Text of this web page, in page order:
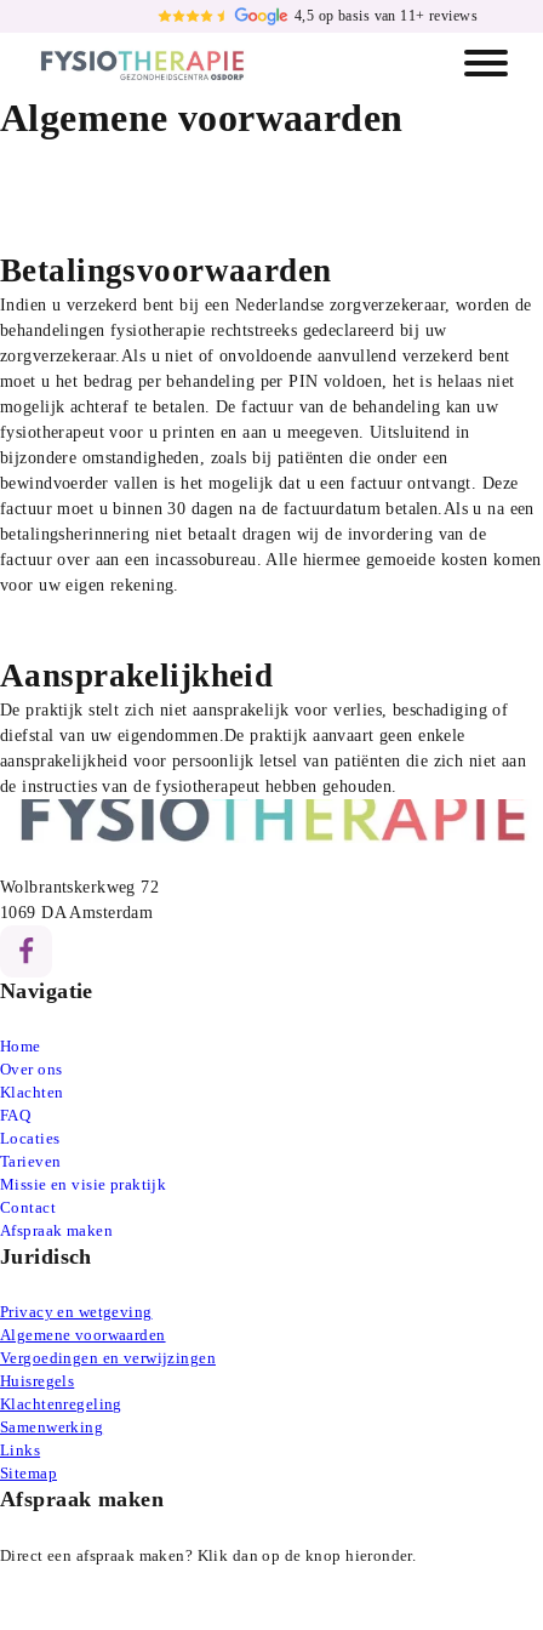
4,5 op basis van 11+ reviews
Algemene voorwaarden
Betalingsvoorwaarden
Indien u verzekerd bent bij een Nederlandse zorgverzekeraar, worden de
behandelingen fysiotherapie rechtstreeks gedeclareerd bij uw
zorgverzekeraar. Als u niet of onvoldoende aanvullend verzekerd bent
moet u het bedrag per behandeling per PIN voldoen, het is helaas niet
mogelijk achteraf te betalen. De factuur van de behandeling kan uw
fysiotherapeut voor u printen en aan u meegeven. Uitsluitend in
bijzondere omstandigheden, zoals bij patiënten die onder een
bewindvoerder vallen is het mogelijk dat u een factuur ontvangt. Deze
factuur moet u binnen 30 dagen na de factuurdatum betalen. Als u na een
betalingsherinnering niet betaalt dragen wij de invordering van de
factuur over aan een incassobureau. Alle hiermee gemoeide kosten komen
voor uw eigen rekening.
Aansprakelijkheid
De praktijk stelt zich niet aansprakelijk voor verlies, beschadiging of
diefstal van uw eigendommen.De praktijk aanvaart geen enkele
aansprakelijkheid voor persoonlijk letsel van patiënten die zich niet aan
de instructies van de fysiotherapeut hebben gehouden.
Ons adres:
Wolbrantskerkweg 72
1069 DA Amsterdam
Volg ons op Facebook
Navigatie
Home
Over ons
Klachten
FAQ
Locaties
Tarieven
Missie en visie praktijk
Contact
Afspraak maken
Juridisch
Privacy en wetgeving
Algemene voorwaarden
Vergoedingen en verwijzingen
Huisregels
Klachtenregeling
Samenwerking
Links
Sitemap
Afspraak maken
Direct een afspraak maken? Klik dan op de knop hieronder.